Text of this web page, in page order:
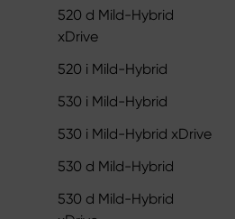
520 d Mild-Hybrid
xDrive
520 i Mild-Hybrid
530 i Mild-Hybrid
530 i Mild-Hybrid xDrive
530 d Mild-Hybrid
530 d Mild-Hybrid